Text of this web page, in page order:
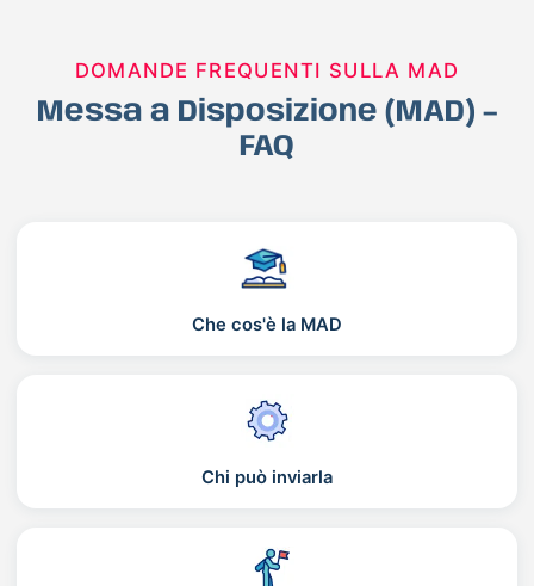
DOMANDE FREQUENTI SULLA MAD
Messa a Disposizione (MAD) –
FAQ
Che cos'è la MAD
Chi può inviarla